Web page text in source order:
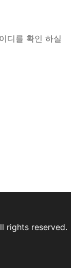
디를 확인 하실
rights reserved.